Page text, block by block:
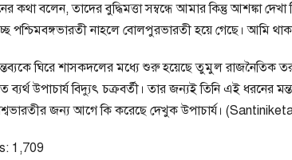
কথা বলেন, তাদের বুদ্ধিমত্তা সম্বন্ধে আমার কিন্তু আশঙ্কা
পশ্চিমবঙ্গভারতী নাহলে বোলপুরভারতী হয়ে গেছে। আমি
ঘিরে শাসকদলের মধ্যে শুরু হয়েছে তুমুল রাজনৈতিক
ব্যর্থ উপাচার্য বিদ্যুৎ চক্রবর্তী। তার জন্যই তিনি এই ধরনের
জন্য আগে কি করেছে দেখুক উপাচার্য।
1,709